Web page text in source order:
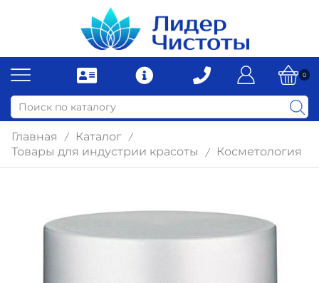
0
Главная / Каталог /
Товары для индустрии красоты / Косметология